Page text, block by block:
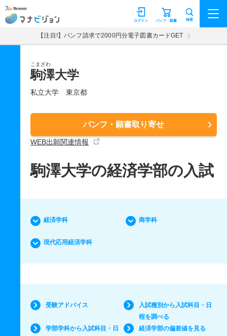
マナビジョン パンフ・願書
ログイン 検索
【注目!】パンフ請求で2000円分電子図書カードGET
こまざわ
駒澤大学
私立大学 東京都
パンフ・願書取り寄せ
WEB出願関連情報
駒澤大学の経済学部の入試
経済学科 商学科
現代応用経済学科
受験アドバイス
入試種別から入試科目・日
程を調べる
学部学科から入試科目・日
経済学部の偏差値を見る